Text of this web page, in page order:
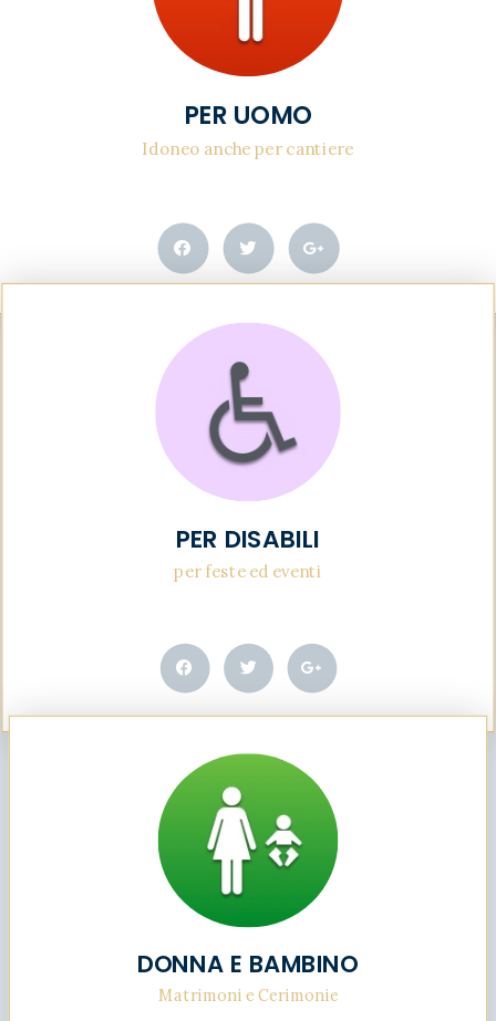
PER UOMO
Idoneo anche per cantiere
PER DISABILI
per feste ed eventi
DONNA E BAMBINO
Matrimoni e Cerimonie